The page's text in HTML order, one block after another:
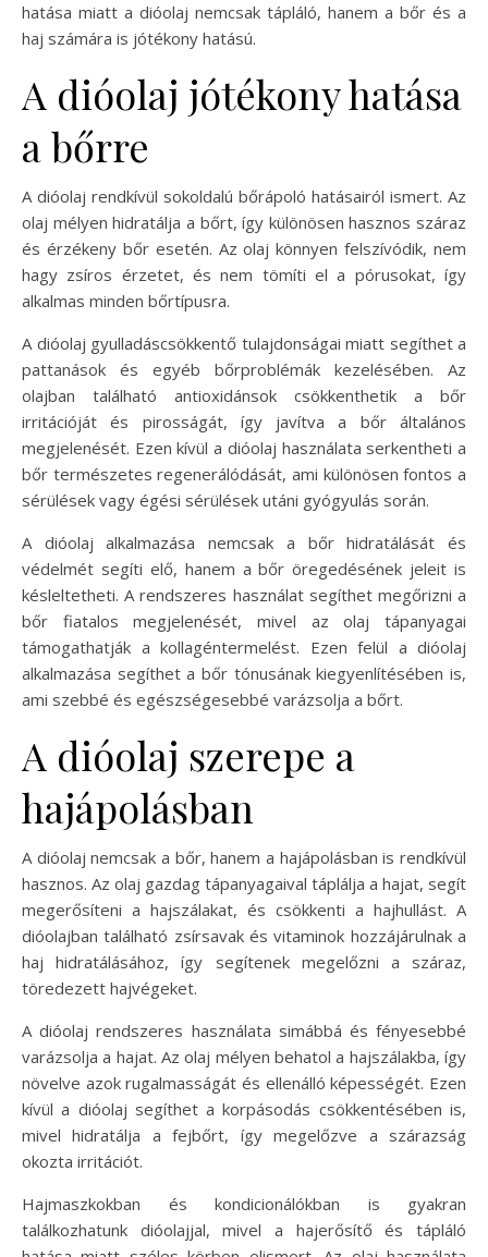
hatása miatt a dióolaj nemcsak tápláló, hanem a bőr és a
haj számára is jótékony hatású.
A dióolaj jótékony hatása
a bőrre
A dióolaj rendkívül sokoldalú bőrápoló hatásairól ismert. Az
olaj mélyen hidratálja a bőrt, így különösen hasznos száraz
és érzékeny bőr esetén. Az olaj könnyen felszívódik, nem
hagy zsíros érzetet, és nem tömíti el a pórusokat, így
alkalmas minden bőrtípusra.
A dióolaj gyulladáscsökkentő tulajdonságai miatt segíthet a
pattanások és egyéb bőrproblémák kezelésében. Az
olajban található antioxidánsok csökkenthetik a bőr
irritációját és pirosságát, így javítva a bőr általános
megjelenését. Ezen kívül a dióolaj használata serkentheti a
bőr természetes regenerálódását, ami különösen fontos a
sérülések vagy égési sérülések utáni gyógyulás során.
A dióolaj alkalmazása nemcsak a bőr hidratálását és
védelmét segíti elő, hanem a bőr öregedésének jeleit is
késleltetheti. A rendszeres használat segíthet megőrizni a
bőr fiatalos megjelenését, mivel az olaj tápanyagai
támogathatják a kollagéntermelést. Ezen felül a dióolaj
alkalmazása segíthet a bőr tónusának kiegyenlítésében is,
ami szebbé és egészségesebbé varázsolja a bőrt.
A dióolaj szerepe a
hajápolásban
A dióolaj nemcsak a bőr, hanem a hajápolásban is rendkívül
hasznos. Az olaj gazdag tápanyagaival táplálja a hajat, segít
megerősíteni a hajszálakat, és csökkenti a hajhullást. A
dióolajban található zsírsavak és vitaminok hozzájárulnak a
haj hidratálásához, így segítenek megelőzni a száraz,
töredezett hajvégeket.
A dióolaj rendszeres használata simábbá és fényesebbé
varázsolja a hajat. Az olaj mélyen behatol a hajszálakba, így
növelve azok rugalmasságát és ellenálló képességét. Ezen
kívül a dióolaj segíthet a korpásodás csökkentésében is,
mivel hidratálja a fejbőrt, így megelőzve a szárazság
okozta irritációt.
Hajmaszkokban és kondicionálókban is gyakran
találkozhatunk dióolajjal, mivel a hajerősítő és tápláló